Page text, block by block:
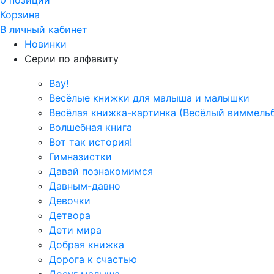
Корзина
В личный кабинет
Новинки
Серии по алфавиту
Вау!
Весёлые книжки для малыша и малышки
Весёлая книжка-картинка (Весёлый
Волшебная книга
Вот так история!
Гимназистки
Давай познакомимся
Давным-давно
Девочки
Детвора
Дети мира
Добрая книжка
Дорога к счастью